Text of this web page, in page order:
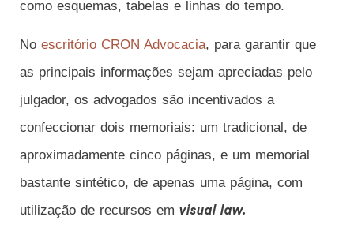
como esquemas, tabelas e linhas do tempo.
No escritório CRON Advocacia, para garantir que
as principais informações sejam apreciadas pelo
julgador, os advogados são incentivados a
confeccionar dois memoriais: um tradicional, de
aproximadamente cinco páginas, e um memorial
bastante sintético, de apenas uma página, com
utilização de recursos em visual law.